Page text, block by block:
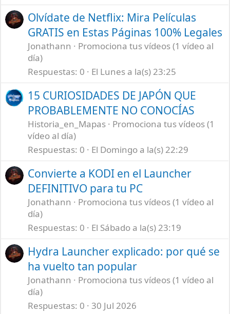
Olvídate de Netflix: Mira Películas
GRATIS en Estas Páginas 100% Legales
Jonathann
Promociona tus vídeos (1 vídeo al
día)
Respuestas 0 El Lunes a la(s) 23:25
15 CURIOSIDADES DE JAPÓN QUE
PROBABLEMENTE NO CONOCÍAS
Historia_en_Mapas
Promociona tus vídeos (1
vídeo al día)
Respuestas 0 El Domingo a la(s) 22:29
Convierte a KODI en el Launcher
DEFINITIVO para tu PC
Jonathann
Promociona tus vídeos (1 vídeo al
día)
Respuestas 0 El Sábado a la(s) 23:19
Hydra Launcher explicado: por qué se
ha vuelto tan popular
Jonathann
Promociona tus vídeos (1 vídeo al
día)
Respuestas 0 30 Jul 2026